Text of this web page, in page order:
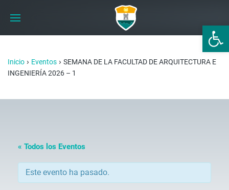
Abrir
Inicio › Eventos › SEMANA DE LA FACULTAD DE ARQUITECTURA E
INGENIERÍA 2026 – 1
« Todos los Eventos
Este evento ha pasado.